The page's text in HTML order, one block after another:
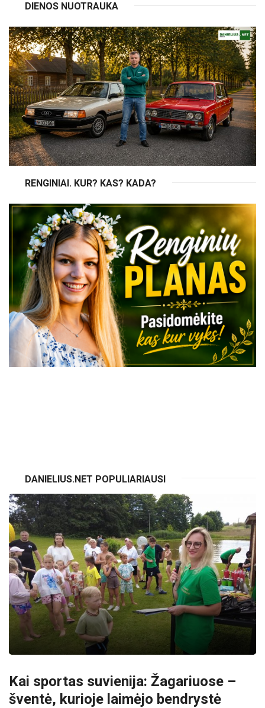
DIENOS NUOTRAUKA
RENGINIAI. KUR? KAS? KADA?
DANIELIUS.NET POPULIARIAUSI
Kai sportas suvienija: Žagariuose –
šventė, kurioje laimėjo bendrystė